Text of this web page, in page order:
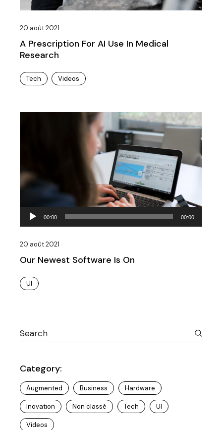
20 août 2021
A Prescription For AI Use In Medical
Research
Tech Videos
Lecteur
audio
00:00 00:00
20 août 2021
Our Newest Software Is On
UI
Category:
Augmented Business Hardware
Inovation Non classé Tech UI
Videos